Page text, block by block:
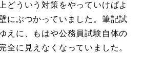
どういう対策をやっていけばよ
にぶつかっていました。筆記試
えに、もはや公務員試験自体の
全に見えなくなっていました。